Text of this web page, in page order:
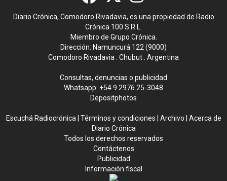
Diario Crónica, Comodoro Rivadavia, es una propiedad de Radio
Crónica 100 S.R.L.
Miembro de Grupo Crónica.
Dirección: Namuncurá 122 (9000)
Comodoro Rivadavia . Chubut . Argentina
Consultas, denuncias o publicidad
Whatsapp: +54 9 2976 25-3048
Depositphotos
Escuchá Radiocrónica Términos y condiciones Archivo
Acerca de
Diario Crónica
Todos los derechos reservados
Contáctenos
Publicidad
Información fiscal